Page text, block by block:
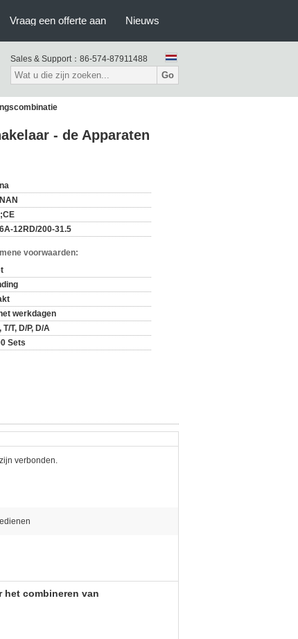
Vraag een offerte aan Nieuws
Sales & Support： 86-574-87911488
Go
- de Apparaten
12RD/200-31.5
voorwaarden:
werkdagen
T/T, D/P, D/A
Sets
verbonden.
het combineren van